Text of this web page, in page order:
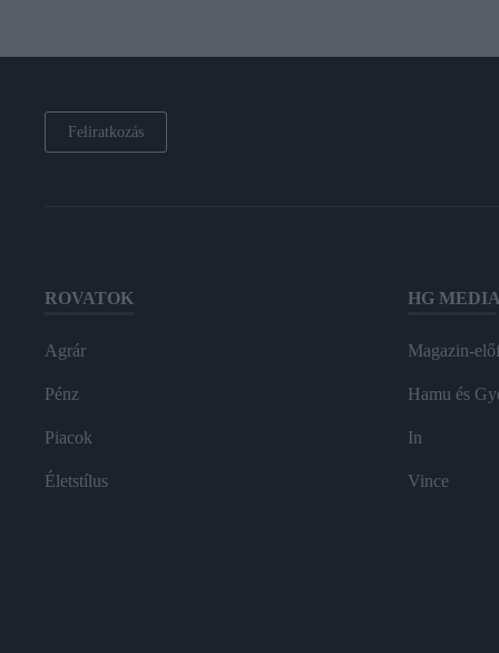
Feliratkozás
ROVATOK
Agrár
Pénz
Piacok
Életstílus
HG MEDIA
Magazin-
Hamu és
In
Vince